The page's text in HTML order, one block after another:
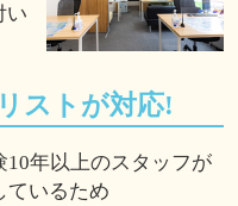
い
ストが対応!
10年以上のスタッフが
ているため